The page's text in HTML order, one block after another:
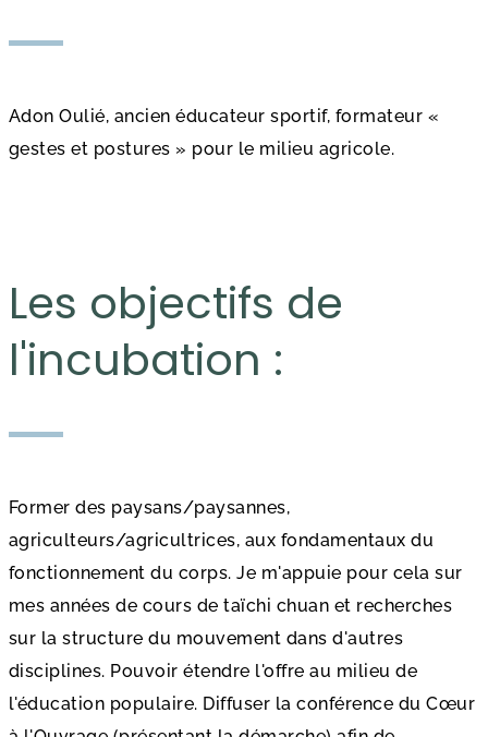
Adon Oulié, ancien éducateur sportif, formateur «
gestes et postures » pour le milieu agricole.
Les objectifs de
l'incubation :
Former des paysans/paysannes,
agriculteurs/agricultrices, aux fondamentaux du
fonctionnement du corps. Je m'appuie pour cela sur
mes années de cours de taïchi chuan et recherches
sur la structure du mouvement dans d'autres
disciplines. Pouvoir étendre l'offre au milieu de
l'éducation populaire. Diffuser la conférence du Cœur